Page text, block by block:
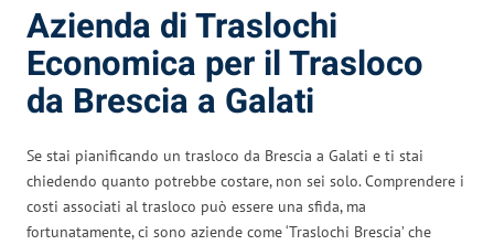
Azienda di Traslochi
Economica per il Trasloco
da Brescia a Galati
Se stai pianificando un trasloco da Brescia a Galati e ti stai
chiedendo quanto potrebbe costare, non sei solo. Comprendere i
costi associati al trasloco può essere una sfida, ma
fortunatamente, ci sono aziende come ‘Traslochi Brescia’ che